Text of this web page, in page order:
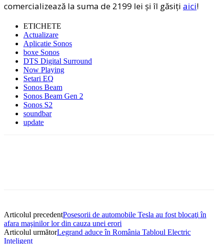
comercializează la suma de 2199 lei și îl găsiți aici!
ETICHETE
Actualizare
Aplicatie Sonos
boxe Sonos
DTS Digital Surround
Now Playing
Setari EQ
Sonos Beam
Sonos Beam Gen 2
Sonos S2
soundbar
update
Articolul precedentPosesorii de automobile Tesla au fost blocaţi în
afara maşinilor lor din cauza unei erori
Articolul următorLegrand aduce în România Tabloul Electric
Inteligent